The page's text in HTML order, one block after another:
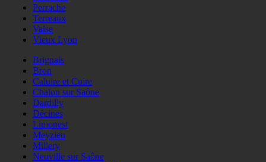
Perrache
Terreaux
Vaise
Vieux Lyon
Brignais
Bron
Caluire et Cuire
Chalon sur Saône
Dardilly
Décines
Limonest
Meyzieu
Millery
Neuville sur Saône